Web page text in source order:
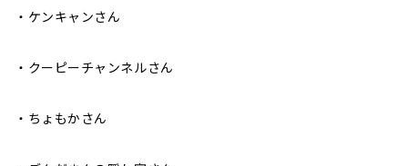
・ケンキャンさん
・クーピーチャンネルさん
・ちょもかさん